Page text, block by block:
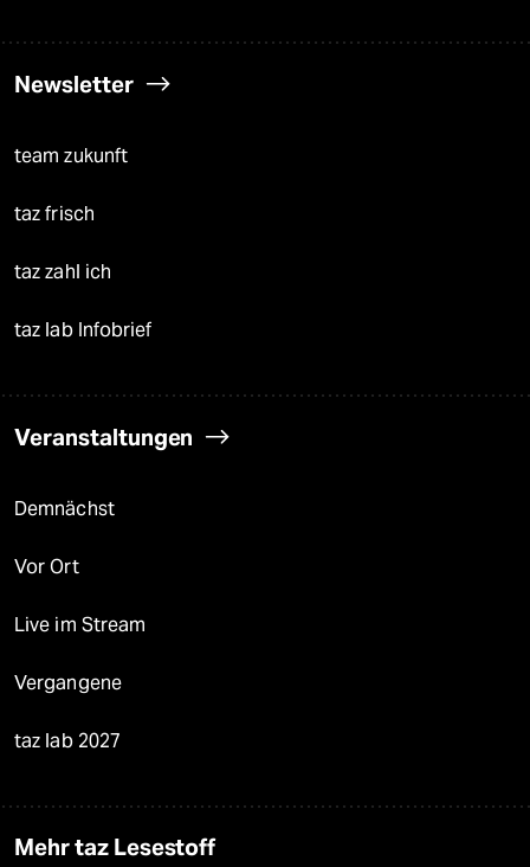
Newsletter
team zukunft
taz frisch
taz zahl ich
taz lab Infobrief
Veranstaltungen
Demnächst
Vor Ort
Live im Stream
Vergangene
taz lab 2027
Mehr taz Lesestoff